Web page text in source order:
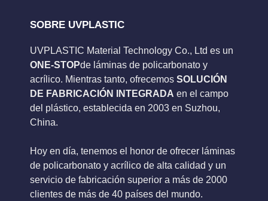
SOBRE UVPLASTIC
UVPLASTIC Material Technology Co., Ltd es un
ONE-STOPde láminas de policarbonato y
acrílico. Mientras tanto, ofrecemos SOLUCIÓN
DE FABRICACIÓN INTEGRADA en el campo
del plástico, establecida en 2003 en Suzhou,
China.
Hoy en día, tenemos el honor de ofrecer láminas
de policarbonato y acrílico de alta calidad y un
servicio de fabricación superior a más de 2000
clientes de más de 40 países del mundo.